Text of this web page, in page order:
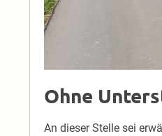
Ohne
An dieser Stelle sei